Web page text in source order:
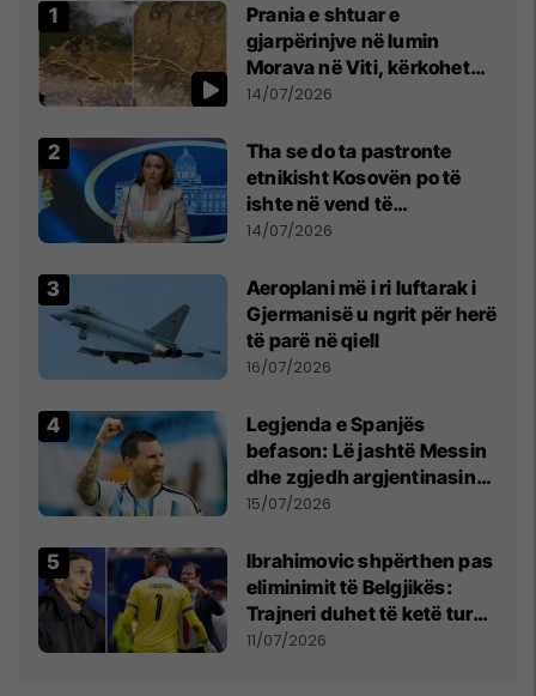
Prania e shtuar e
gjarpërinjve në lumin
Morava në Viti, kërkohet
kujdes nga qytetarët
14/07/2026
Tha se do ta pastronte
etnikisht Kosovën po të
ishte në vend të
Millosheviqit, Lëvizja e
kërkon shkarkimin e
menjëhershëm të
Snezhana Paunoviq
14/07/2026
Aeroplani më i ri luftarak i
Gjermanisë u ngrit për herë
të parë në qiell
16/07/2026
Legjenda e Spanjës
befason: Lë jashtë Messin
dhe zgjedh argjentinasin
më të mirë në botë
15/07/2026
Ibrahimovic shpërthen pas
eliminimit të Belgjikës:
Trajneri duhet të ketë turp,
ai lojtar se meritoi të luante
11/07/2026